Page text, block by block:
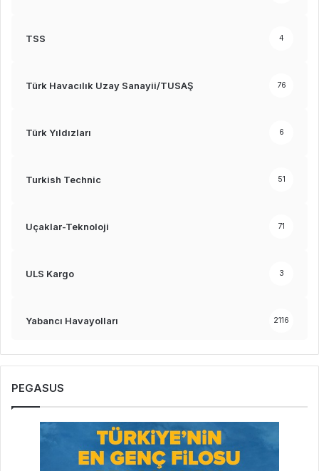
TSS 4
Türk Havacılık Uzay Sanayii/TUSAŞ 76
Türk Yıldızları 6
Turkish Technic 51
Uçaklar-Teknoloji 71
ULS Kargo 3
Yabancı Havayolları 2116
PEGASUS